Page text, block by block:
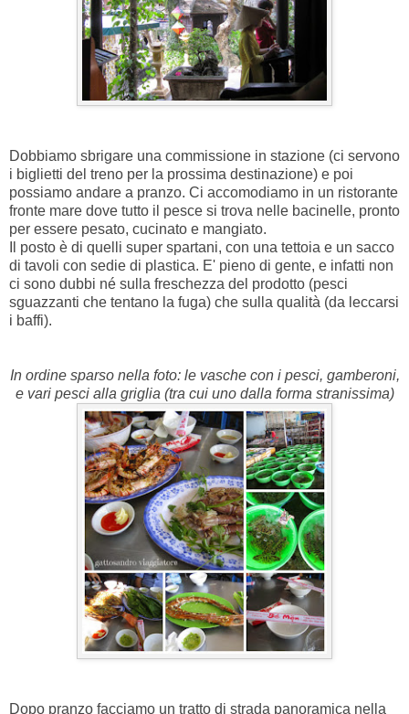
Dobbiamo sbrigare una commissione in stazione (ci servono
i biglietti del treno per la prossima destinazione) e poi
possiamo andare a pranzo. Ci accomodiamo in un ristorante
fronte mare dove tutto il pesce si trova nelle bacinelle, pronto
per essere pesato, cucinato e mangiato.
Il posto è di quelli super spartani, con una tettoia e un sacco
di tavoli con sedie di plastica. E' pieno di gente, e infatti non
ci sono dubbi né sulla freschezza del prodotto (pesci
sguazzanti che tentano la fuga) che sulla qualità (da leccarsi
i baffi).
In ordine sparso nella foto: le vasche con i pesci, gamberoni,
e vari pesci alla griglia (tra cui uno dalla forma stranissima)
Dopo pranzo facciamo un tratto di strada panoramica nella